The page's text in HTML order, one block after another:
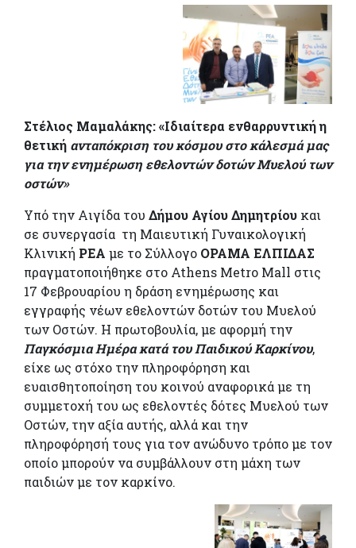
Στέλιος Μαμαλάκης: «Ιδιαίτερα ενθαρρυντική η
θετική ανταπόκριση του κόσμου στο κάλεσμά μας
για την ενημέρωση εθελοντών δοτών Μυελού των
οστών»
Υπό την Αιγίδα του Δήμου Αγίου Δημητρίου και
σε συνεργασία τη Μαιευτική Γυναικολογική
Κλινική ΡΕΑ με το Σύλλογο ΟΡΑΜΑ ΕΛΠΙΔΑΣ
πραγματοποιήθηκε στο Athens Metro Mall στις
17 Φεβρουαρίου η δράση ενημέρωσης και
εγγραφής νέων εθελοντών δοτών του Μυελού
των Οστών. Η πρωτοβουλία, με αφορμή την
Παγκόσμια Ημέρα κατά του Παιδικού Καρκίνου,
είχε ως στόχο την πληροφόρηση και
ευαισθητοποίηση του κοινού αναφορικά με τη
συμμετοχή του ως εθελοντές δότες Μυελού των
Οστών, την αξία αυτής, αλλά και την
πληροφόρησή τους για τον ανώδυνο τρόπο με τον
οποίο μπορούν να συμβάλλουν στη μάχη των
παιδιών με τον καρκίνο.